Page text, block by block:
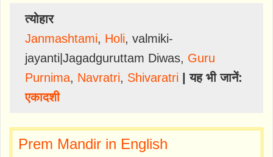
त्योहार
Janmashtami, Holi, valmiki-
jayanti|Jagadguruttam Diwas, Guru
Purnima, Navratri, Shivaratri | यह भी जानें:
एकादशी
Prem Mandir in English